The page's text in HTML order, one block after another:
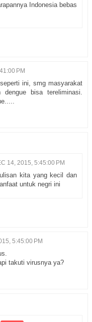
Indonesia bebas
PM
ini, smg masyarakat
bisa tereliminasi.
14, 2015, 5:45:00 PM
kita yang kecil dan
untuk negri ini
5:45:00 PM
takuti virusnya ya?